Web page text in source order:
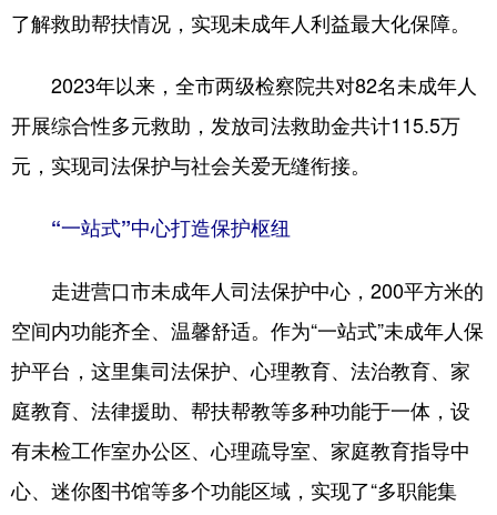
了解救助帮扶情况，实现未成年人利益最大化保障。
2023年以来，全市两级检察院共对82名未成年人
开展综合性多元救助，发放司法救助金共计115.5万
元，实现司法保护与社会关爱无缝衔接。
“一站式”中心打造保护枢纽
走进营口市未成年人司法保护中心，200平方米的
空间内功能齐全、温馨舒适。作为“一站式”未成年人保
护平台，这里集司法保护、心理教育、法治教育、家
庭教育、法律援助、帮扶帮教等多种功能于一体，设
有未检工作室办公区、心理疏导室、家庭教育指导中
心、迷你图书馆等多个功能区域，实现了“多职能集